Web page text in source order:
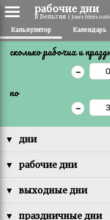
рабочие дни
в Бельгия | Jours fériés
Калькулятор Календарь
сколько рабочих и
-
по
-
▼ дни
▼ рабочие дни
▼ выходные дни
▼ праздничные дни